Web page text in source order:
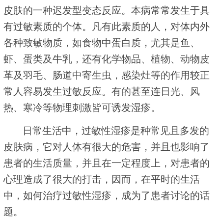
皮肤的一种迟发型变态反应。本病常常发生于具
有过敏素质的个体。凡有此素质的人，对体内外
各种致敏物质，如食物中蛋白质，尤其是鱼、
虾、蛋类及牛乳，还有化学物品、植物、动物皮
革及羽毛、肠道中寄生虫，感染灶等的作用较正
常人容易发生过敏反应。有的甚至连日光、风
热、寒冷等物理刺激皆可诱发湿疹。
日常生活中，过敏性湿疹是种常见且多发的
皮肤病，它对人体有很大的危害，并且也影响了
患者的生活质量，并且在一定程度上，对患者的
心理造成了很大的打击，因而，在平时的生活
中，如何治疗过敏性湿疹，成为了患者讨论的话
题。